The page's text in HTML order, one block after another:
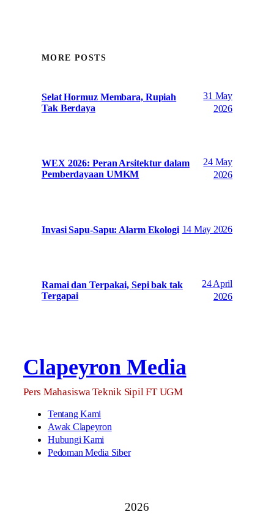
MORE POSTS
Selat Hormuz Membara, Rupiah
Tak Berdaya
31 May
2026
WEX 2026: Peran Arsitektur dalam
Pemberdayaan UMKM
24 May
2026
Invasi Sapu-Sapu: Alarm Ekologi 14 May 2026
Ramai dan Terpakai, Sepi bak tak
Tergapai
24 April
2026
Clapeyron Media
Pers Mahasiswa Teknik Sipil FT UGM
Tentang Kami
Awak Clapeyron
Hubungi Kami
Pedoman Media Siber
2026